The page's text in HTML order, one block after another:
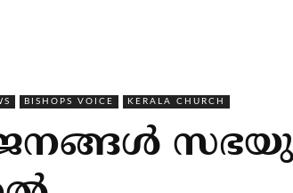
BISHOPS VOICE KERALA CHURCH